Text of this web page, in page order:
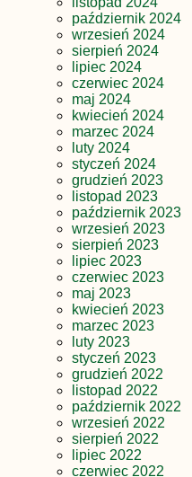
październik 2024
wrzesień 2024
sierpień 2024
lipiec 2024
czerwiec 2024
maj 2024
kwiecień 2024
marzec 2024
luty 2024
styczeń 2024
grudzień 2023
listopad 2023
październik 2023
wrzesień 2023
sierpień 2023
lipiec 2023
czerwiec 2023
maj 2023
kwiecień 2023
marzec 2023
luty 2023
styczeń 2023
grudzień 2022
listopad 2022
październik 2022
wrzesień 2022
sierpień 2022
lipiec 2022
czerwiec 2022